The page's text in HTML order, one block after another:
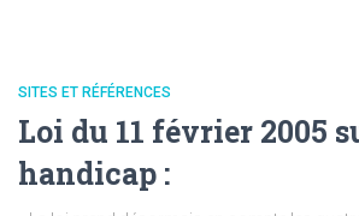
SITES ET RÉFÉRENCES
Loi du 11 février 2005
handicap :